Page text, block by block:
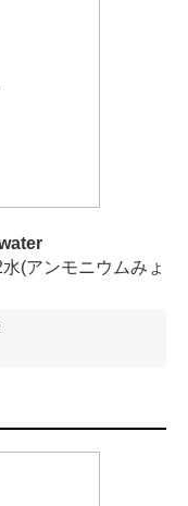
(アンモニウムみょ